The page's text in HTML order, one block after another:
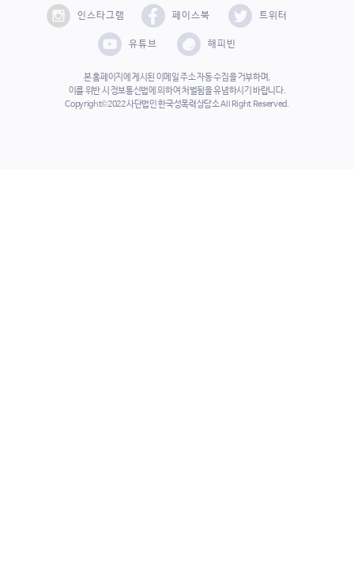
인스타그램 페이스북 트위터
유튜브 해피빈
본 홈페이지에 게시된 이메일 주소 자동 수집을 거부하며,
이를 위반 시 정보통신법에 의하여 처벌됨을 유념하시기 바랍니다.
Copyright©2022 사단법인 한국성폭력상담소 All Right Reserved.